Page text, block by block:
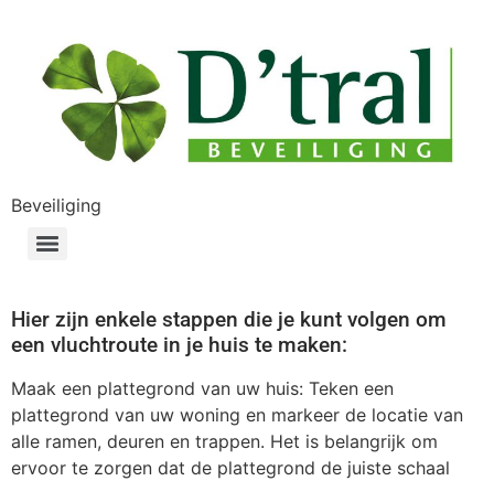
Beveiliging
Hier zijn enkele stappen die je kunt volgen om
een vluchtroute in je huis te maken:
Maak een plattegrond van uw huis: Teken een
plattegrond van uw woning en markeer de locatie van
alle ramen, deuren en trappen. Het is belangrijk om
ervoor te zorgen dat de plattegrond de juiste schaal